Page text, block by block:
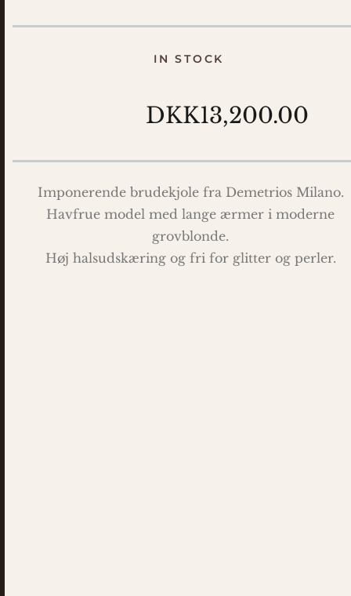
IN STOCK
DKK13,200.00
Imponerende brudekjole fra Demetrios Milano.
Havfrue model med lange ærmer i moderne
grovblonde.
Høj halsudskæring og fri for glitter og perler.